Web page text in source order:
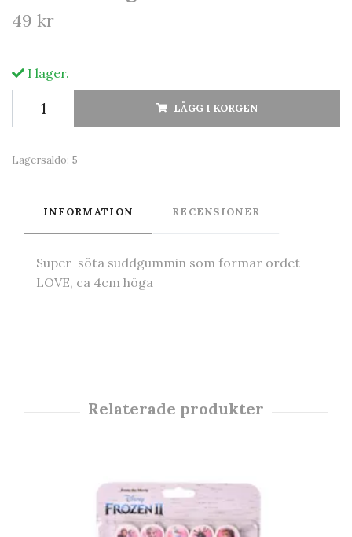
49 kr
I lager.
LÄGG I KORGEN
Lagersaldo: 5
INFORMATION RECENSIONER
Super söta suddgummin som formar ordet
LOVE, ca 4cm höga